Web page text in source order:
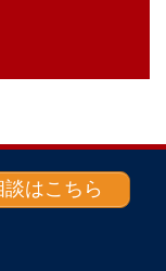
はこちら